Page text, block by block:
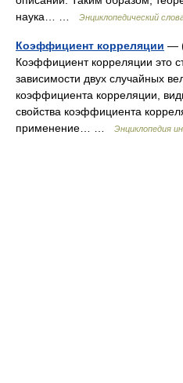
наука… …
Энциклопедический
Коэффициент корреляции —
Коэффициент корреляции это
зависимости двух случайных
коэффициента корреляции,
свойства коэффициента
применение… …
Энциклопедия